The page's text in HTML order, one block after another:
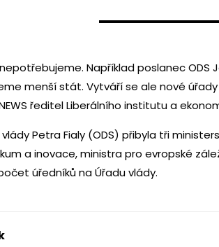
Například poslanec ODS
menší stát. Vytváří se ale nové
ředitel Liberálního institutu a
Petra Fialy (ODS) přibyla tři
a inovace, ministra pro evropské
úředníků na Úřadu vlády.